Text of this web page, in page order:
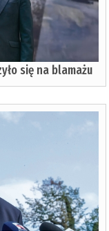
się na blamażu